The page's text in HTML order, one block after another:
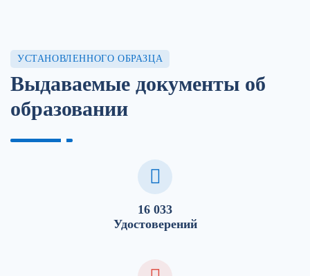
УСТАНОВЛЕННОГО ОБРАЗЦА
Выдаваемые документы об
образовании
16 033
Удостоверений